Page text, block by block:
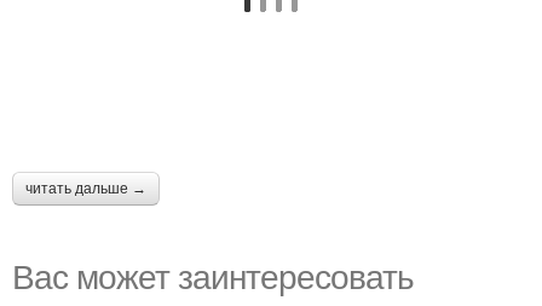
читать дальше →
Вас может заинтересовать